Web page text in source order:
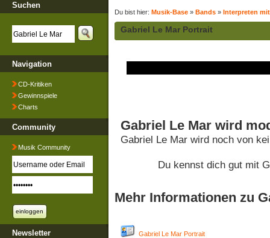
Suchen
Navigation
CD-Kritiken
Gewinnspiele
Charts
Community
Musik Community
Newsletter
Du bist hier: Musik-Base » Bands » Interpreten
Gabriel Le Mar Portrait
Gabriel Le Mar wird
Gabriel Le Mar wird noch von
Du kennst dich gut mit
Mehr Informationen zu
Gabriel Le Mar Portrait